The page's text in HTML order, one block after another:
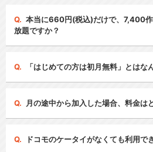
本当に660円(税込)だけで、7,400
放題ですか？
「はじめての方は初月無料」とはな
月の途中から加入した場合、料金は
ドコモのケータイがなくても利用で